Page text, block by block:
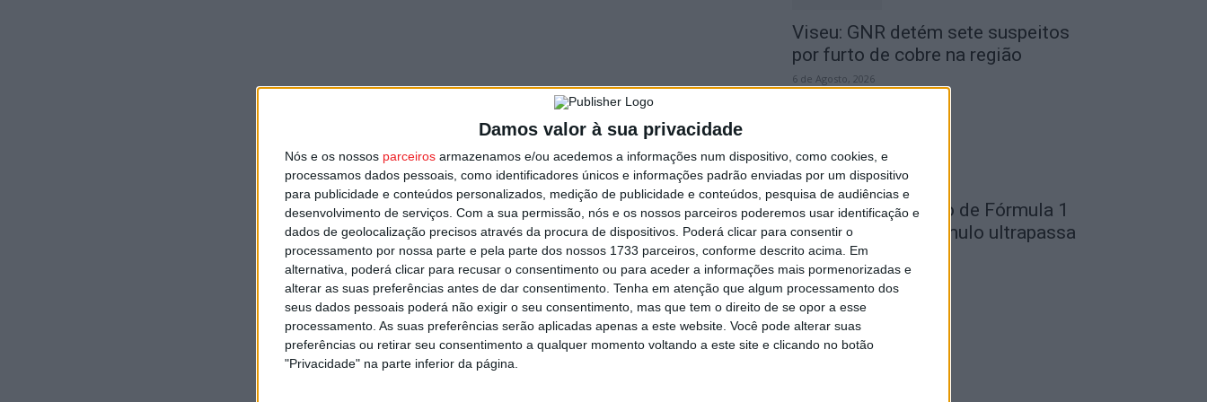
Damos valor à sua privacidade
Nós e os nossos parceiros armazenamos e/ou acedemos a informações num dispositivo, como cookies, e
processamos dados pessoais, como identificadores únicos e informações padrão enviadas por um dispositivo
para publicidade e conteúdos personalizados, medição de publicidade e conteúdos, pesquisa de audiências e
desenvolvimento de serviços. Com a sua permissão, nós e os nossos parceiros poderemos usar identificação e
dados de geolocalização precisos através da procura de dispositivos. Poderá clicar para consentir o
processamento por nossa parte e pela parte dos nossos 1733 parceiros, conforme descrito acima. Em
alternativa, poderá clicar para recusar o consentimento ou para aceder a informações mais pormenorizadas e
alterar as suas preferências antes de dar consentimento. Tenha em atenção que algum processamento dos
seus dados pessoais poderá não exigir o seu consentimento, mas que tem o direito de se opor a esse
processamento. As suas preferências serão aplicadas apenas a este website. Você pode alterar suas
preferências ou retirar seu consentimento a qualquer momento voltando a este site e clicando no botão
"Privacidade" na parte inferior da página.
Viseu: GNR detém sete suspeitos
por furto de cobre na região
6 de Agosto, 2026
Tondela: Exposição de Fórmula 1
no Museu do Caramulo ultrapassa
os...
6 de Agosto, 2026